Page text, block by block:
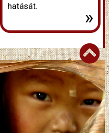
hatását.
»